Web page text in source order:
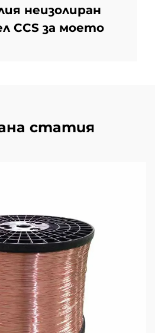
неизолиран
CCS за моето
статия